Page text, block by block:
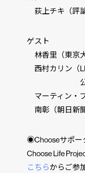
荻上チキ（評
ゲスト
林香里（東京
西村カリン（
公共ラジオ
マーティン・
南彰（朝日新
◉Chooseサポー
Choose Life
こちらからご参